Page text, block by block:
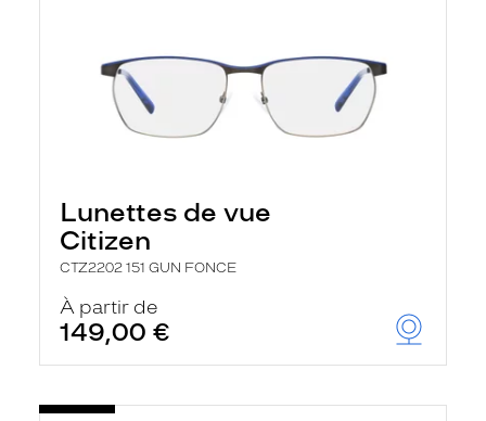
Lunettes de vue
Citizen
CTZ2202 151 GUN FONCE
À partir de
149,00 €